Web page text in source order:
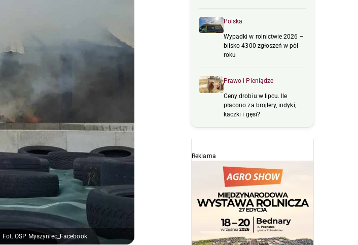
OSP Myszyniec_Facebook
Polska
Wypadki w rolnictwie 2026 –
blisko 4300 zgłoszeń w pół
roku
Prawo i Pieniądze
Ceny drobiu w lipcu. Ile
płacono za brojlery, indyki,
kaczki i gęsi?
Reklama